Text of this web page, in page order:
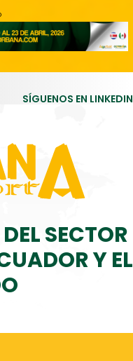
SÍGUENOS EN LINKEDIN
SECTOR
Y EL